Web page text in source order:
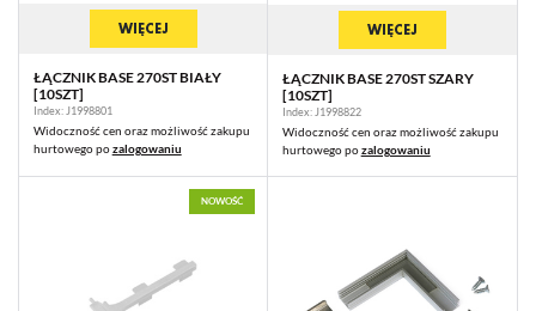
WIĘCEJ
ŁĄCZNIK BASE 270ST BIAŁY
[10SZT]
Index: J1998801
Widoczność cen oraz możliwość zakupu
hurtowego pozalogowaniu
WIĘCEJ
ŁĄCZNIK BASE 270ST SZARY
[10SZT]
Index: J1998822
Widoczność cen oraz możliwość zakupu
hurtowego pozalogowaniu
NOWOŚĆ